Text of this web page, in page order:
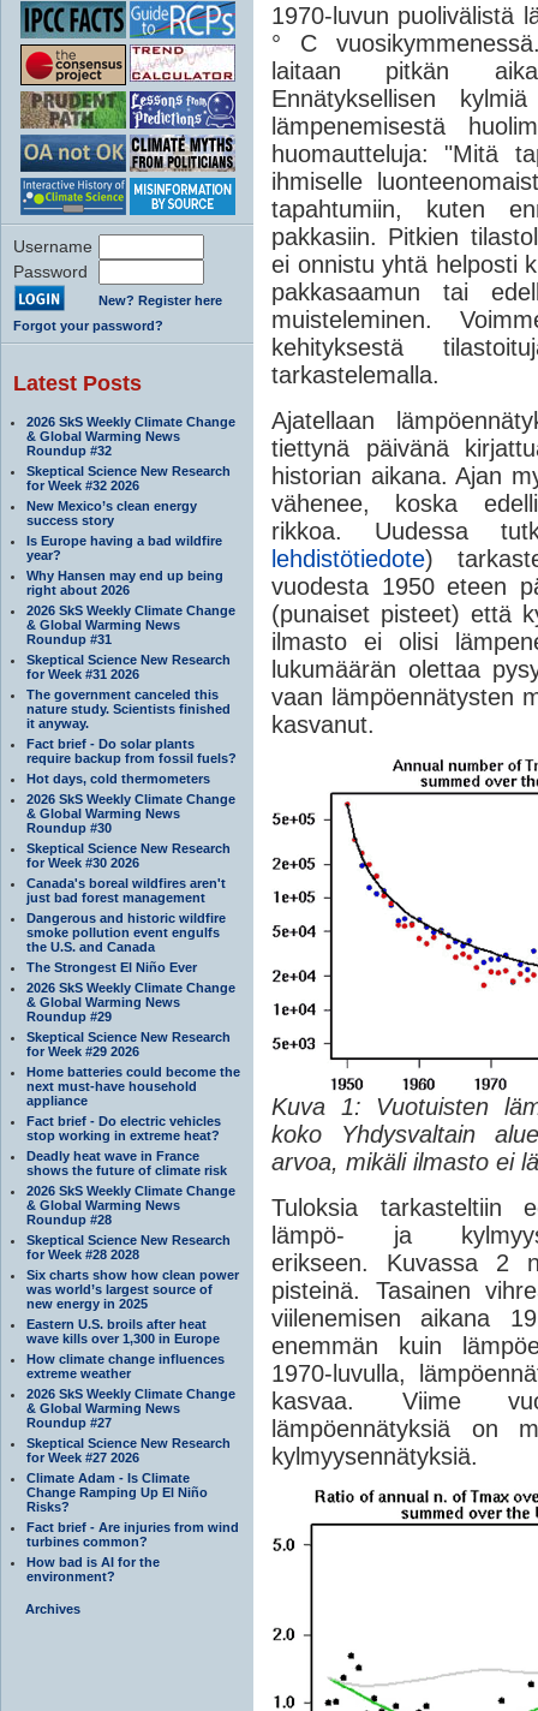
Username
Password
New? Register here
Forgot your password?
Latest Posts
2026 SkS Weekly Climate Change
& Global Warming News
Roundup #32
Skeptical Science New Research
for Week #32 2026
New Mexico’s clean energy
success story
Is Europe having a bad wildfire
year?
Why Hansen may end up being
right about 2026
2026 SkS Weekly Climate Change
& Global Warming News
Roundup #31
Skeptical Science New Research
for Week #31 2026
The government canceled this
nature study. Scientists finished
it anyway.
Fact brief - Do solar plants
require backup from fossil fuels?
Hot days, cold thermometers
2026 SkS Weekly Climate Change
& Global Warming News
Roundup #30
Skeptical Science New Research
for Week #30 2026
Canada's boreal wildfires aren't
just bad forest management
Dangerous and historic wildfire
smoke pollution event engulfs
the U.S. and Canada
The Strongest El Niño Ever
2026 SkS Weekly Climate Change
& Global Warming News
Roundup #29
Skeptical Science New Research
for Week #29 2026
Home batteries could become the
next must-have household
appliance
Fact brief - Do electric vehicles
stop working in extreme heat?
Deadly heat wave in France
shows the future of climate risk
2026 SkS Weekly Climate Change
& Global Warming News
Roundup #28
Skeptical Science New Research
for Week #28 2028
Six charts show how clean power
was world’s largest source of
new energy in 2025
Eastern U.S. broils after heat
wave kills over 1,300 in Europe
How climate change influences
extreme weather
2026 SkS Weekly Climate Change
& Global Warming News
Roundup #27
Skeptical Science New Research
for Week #27 2026
Climate Adam - Is Climate
Change Ramping Up El Niño
Risks?
Fact brief - Are injuries from wind
turbines common?
How bad is AI for the
environment?
Archives
1970-luvun puolivälistä
° C
laitaan pitkän
Ennätyksellisen
lämpenemisestä
huomautteluja: "Mitä
ihmiselle
tapahtumiin, kuten
pakkasiin. Pitkien
ei onnistu yhtä helposti
pakkasaamun tai
muisteleminen.
kehityksestä
tarkastelemalla.
Ajatellaan
tiettynä päivänä
historian aikana. Ajan
vähenee, koska
rikkoa. Uudessa
lehdistötiedote)
vuodesta 1950 eteen
(punaiset pisteet) että
ilmasto ei olisi
lukumäärän olettaa
vaan lämpöennätysten
kasvanut.
Kuva 1: Vuotuisten
koko Yhdysvaltain
arvoa, mikäli ilmasto ei
Tuloksia tarkasteltiin
lämpö- ja
erikseen. Kuvassa 2
pisteinä. Tasainen
viilenemisen aikana
enemmän kuin
1970-luvulla,
kasvaa. Viime
lämpöennätyksiä on
kylmyysennätyksiä.